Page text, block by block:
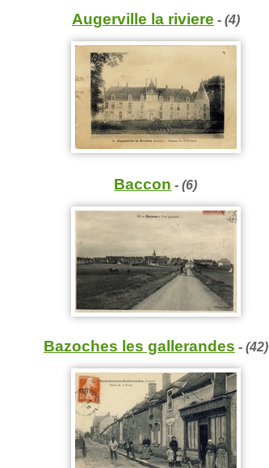
Augerville la riviere - (4)
Baccon - (6)
Bazoches les gallerandes - (42)